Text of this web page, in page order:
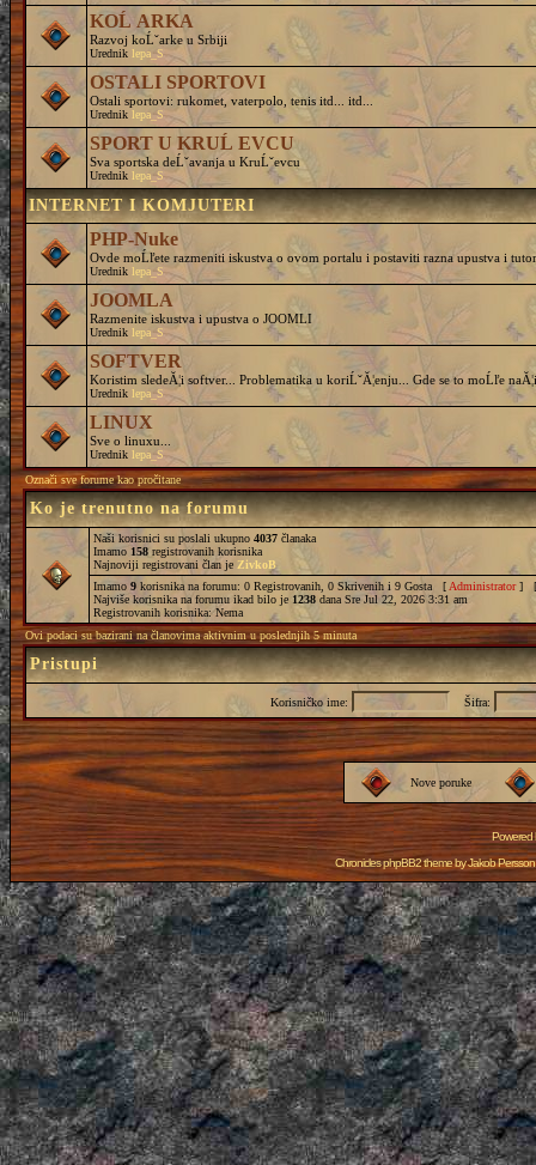
KOĹ ARKA
Razvoj koĹˇarke u Srbiji
Urednik lepa_S
OSTALI SPORTOVI
Ostali sportovi: rukomet, vaterpolo, tenis itd... itd...
Urednik lepa_S
SPORT U KRUĹ EVCU
Sva sportska deĹˇavanja u KruĹˇevcu
Urednik lepa_S
INTERNET I KOMJUTERI
PHP-Nuke
Ovde moĹľete razmeniti iskustva o ovom portalu i postaviti razna upustva i
Urednik lepa_S
JOOMLA
Razmenite iskustva i upustva o JOOMLI
Urednik lepa_S
SOFTVER
Koristim sledeĂ¦i softver... Problematika u koriĹˇĂ¦enju... Gde se to moĹľe
Urednik lepa_S
LINUX
Sve o linuxu...
Urednik lepa_S
Označi sve forume kao pročitane
Ko je trenutno na forumu
Naši korisnici su poslali ukupno 4037 članaka
Imamo 158 registrovanih korisnika
Najnoviji registrovani član je ZivkoB
Imamo 9 korisnika na forumu: 0 Registrovanih, 0 Skrivenih i 9 Gosta [ Administrator]
Najviše korisnika na forumu ikad bilo je 1238 dana Sre Jul 22, 2026 3:31 am
Registrovanih korisnika: Nema
Ovi podaci su bazirani na članovima aktivnim u poslednjih 5 minuta
Pristupi
Korisničko ime: Šifra:
Nove poruke
Powered
Chronicles phpBB2 theme byJakob Persson